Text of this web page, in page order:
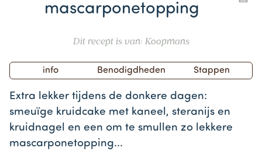
mascarponetopping
Dit recept is van: Koopmans
info Benodigdheden Stappen
Extra lekker tijdens de donkere dagen:
smeuïge kruidcake met kaneel, steranijs en
kruidnagel en een om te smullen zo lekkere
mascarponetopping...